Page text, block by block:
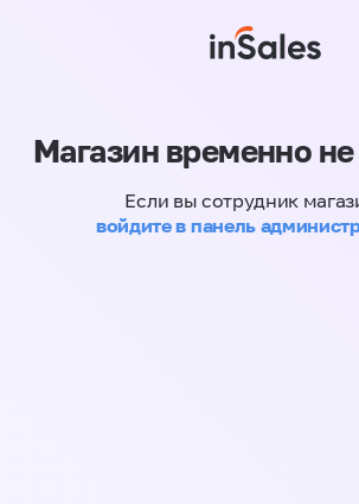
Магазин временно не
Если вы сотрудник
войдите в панель